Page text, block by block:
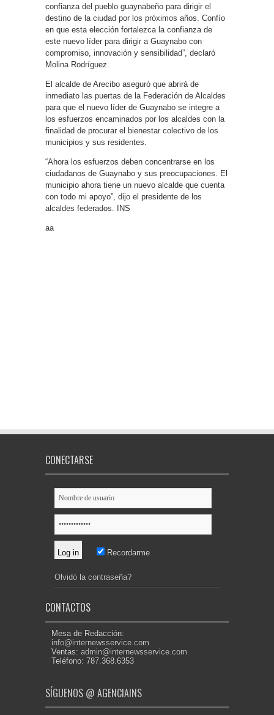
confianza del pueblo guaynabeño para dirigir el
destino de la ciudad por los próximos años. Confío
en que esta elección fortalezca la confianza de
este nuevo líder para dirigir a Guaynabo con
compromiso, innovación y sensibilidad”, declaró
Molina Rodríguez.
El alcalde de Arecibo aseguró que abrirá de
inmediato las puertas de la Federación de Alcaldes
para que el nuevo líder de Guaynabo se integre a
los esfuerzos encaminados por los alcaldes con la
finalidad de procurar el bienestar colectivo de los
municipios y sus residentes.
“Ahora los esfuerzos deben concentrarse en los
ciudadanos de Guaynabo y sus preocupaciones. El
municipio ahora tiene un nuevo alcalde que cuenta
con todo mi apoyo”, dijo el presidente de los
alcaldes federados. INS
aa
CONECTARSE
Recordarme
Olvidó la contraseña?
CONTACTOS
Mesa de Redacción:
info@internewsservice.com
Ventas: admin@internewsservice.com
Teléfono: 787.368.6353
SÍGUENOS @ AGENCIAINS